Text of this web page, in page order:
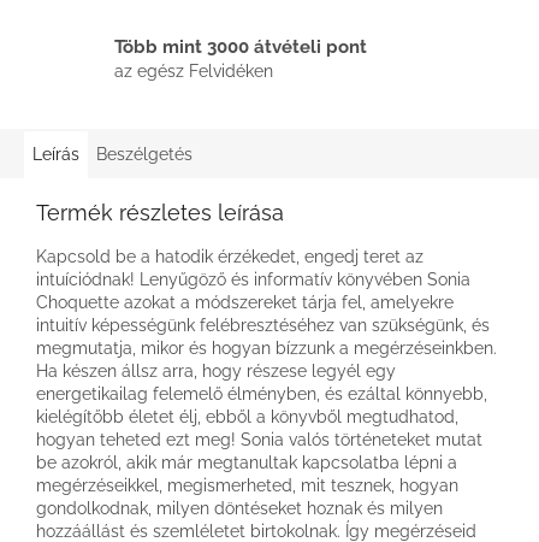
Több mint 3000 átvételi pont
az egész Felvidéken
Leírás Beszélgetés
Termék részletes leírása
Kapcsold be a hatodik érzékedet, engedj teret az
intuíciódnak! Lenyűgöző és informatív könyvében Sonia
Choquette azokat a módszereket tárja fel, amelyekre
intuitív képességünk felébresztéséhez van szükségünk, és
megmutatja, mikor és hogyan bízzunk a megérzéseinkben.
Ha készen állsz arra, hogy részese legyél egy
energetikailag felemelő élményben, és ezáltal könnyebb,
kielégítőbb életet élj, ebből a könyvből megtudhatod,
hogyan teheted ezt meg! Sonia valós történeteket mutat
be azokról, akik már megtanultak kapcsolatba lépni a
megérzéseikkel, megismerheted, mit tesznek, hogyan
gondolkodnak, milyen döntéseket hoznak és milyen
hozzáállást és szemléletet birtokolnak. Így megérzéseid